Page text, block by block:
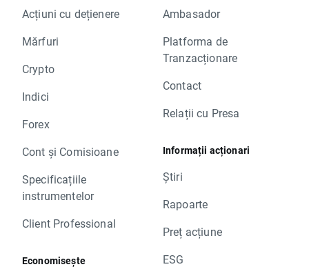
Acțiuni cu dețienere
Mărfuri
Crypto
Indici
Forex
Cont și Comisioane
Specificațiile
instrumentelor
Client Professional
Economisește
Ambasador
Platforma de
Tranzacționare
Contact
Relații cu Presa
Informații acționari
Știri
Rapoarte
Preț acțiune
ESG